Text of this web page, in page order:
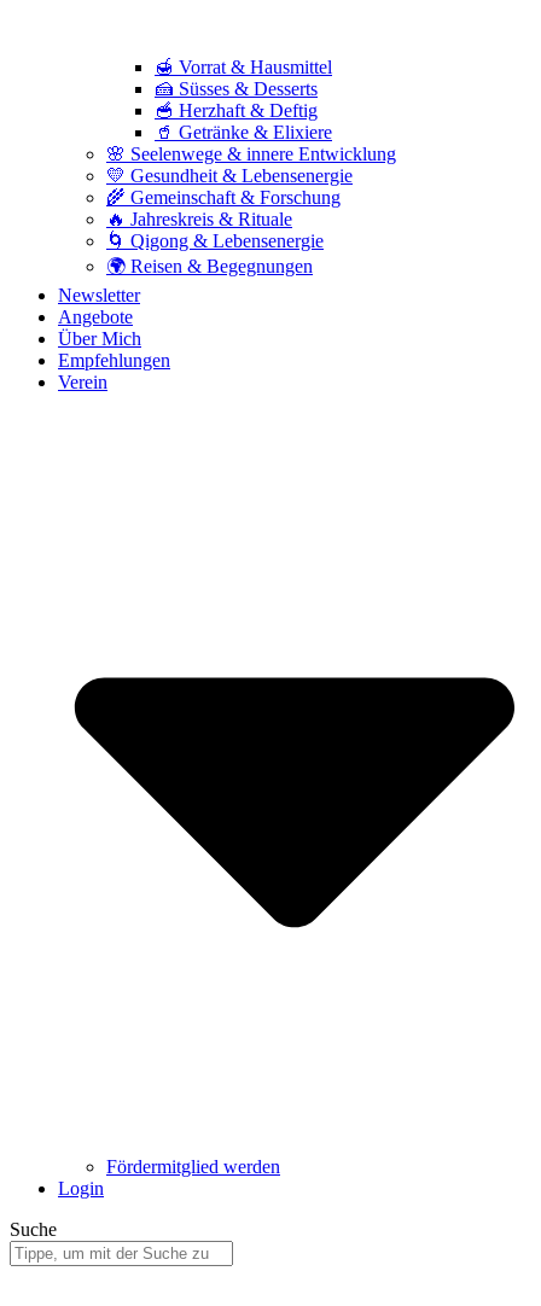
🍯 Vorrat & Hausmittel
🍰 Süsses & Desserts
🥣 Herzhaft & Deftig
🥤 Getränke & Elixiere
🌸 Seelenwege & innere Entwicklung
💛 Gesundheit & Lebensenergie
🌾 Gemeinschaft & Forschung
🔥 Jahreskreis & Rituale
🌀 Qigong & Lebensenergie
🌍 Reisen & Begegnungen
Newsletter
Angebote
Über Mich
Empfehlungen
Verein
Fördermitglied werden
Login
Suche